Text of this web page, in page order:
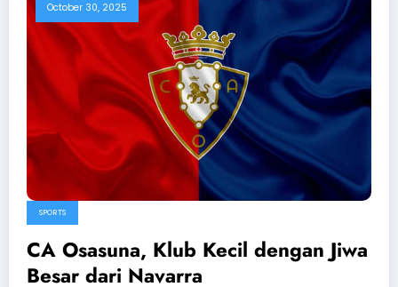
October 30, 2025
SPORTS
CA Osasuna, Klub Kecil dengan Jiwa
Besar dari Navarra